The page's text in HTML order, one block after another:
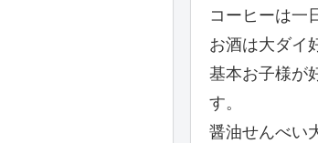
コーヒーは一
お酒は大ダイ
基本お子様が
す。
醤油せんべい